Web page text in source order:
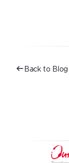
Back to